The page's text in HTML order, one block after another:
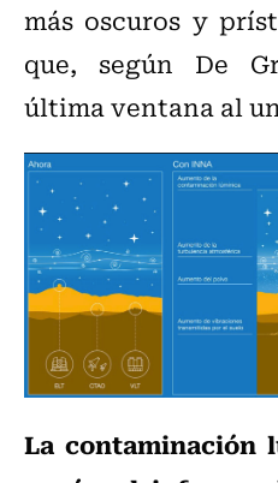
más oscuros y
que, según De
última ventana al
La contaminación